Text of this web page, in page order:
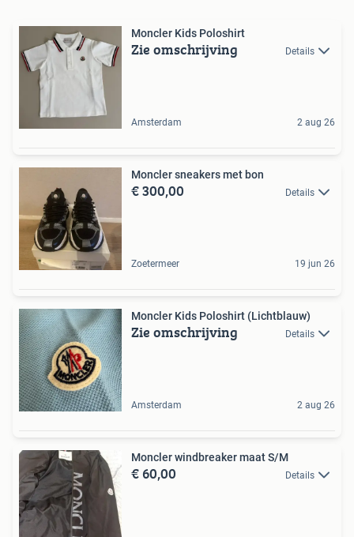
Moncler Kids Poloshirt
Zie omschrijving Details
Amsterdam 2 aug 26
Moncler sneakers met bon
€ 300,00 Details
Zoetermeer 19 jun 26
Moncler Kids Poloshirt (Lichtblauw)
Zie omschrijving Details
Amsterdam 2 aug 26
Moncler windbreaker maat S/M
€ 60,00 Details